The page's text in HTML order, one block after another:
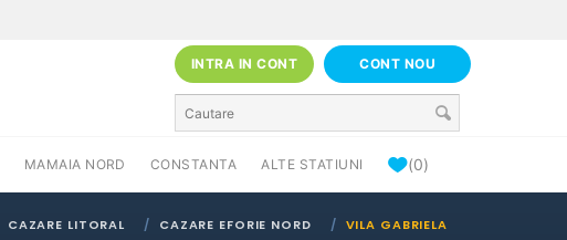
INTRA IN CONT CONT NOU
MAMAIA NORD CONSTANTA ALTE STATIUNI (0)
CAZARE LITORAL CAZARE EFORIE NORD VILA GABRIELA